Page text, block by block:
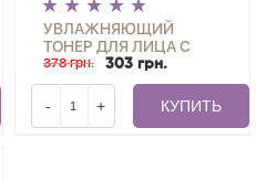
УВЛАЖНЯЮЩИЙ
ТОНЕР ДЛЯ ЛИЦА С
ГИАЛУРОНОВОЙ
КИСЛОТОЙ AQUA GLOW
JOKO BLEND 150 МЛ
378 грн. 303 грн.
- + КУПИТЬ